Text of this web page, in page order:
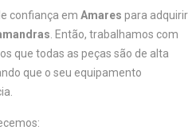
confiança em Amares para adquirir
. Então, trabalhamos com
que todas as peças são de alta
que o seu equipamento